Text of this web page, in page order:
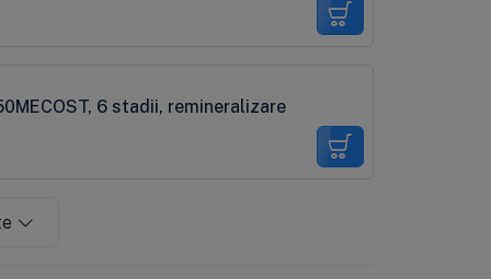
6 stadii, remineralizare